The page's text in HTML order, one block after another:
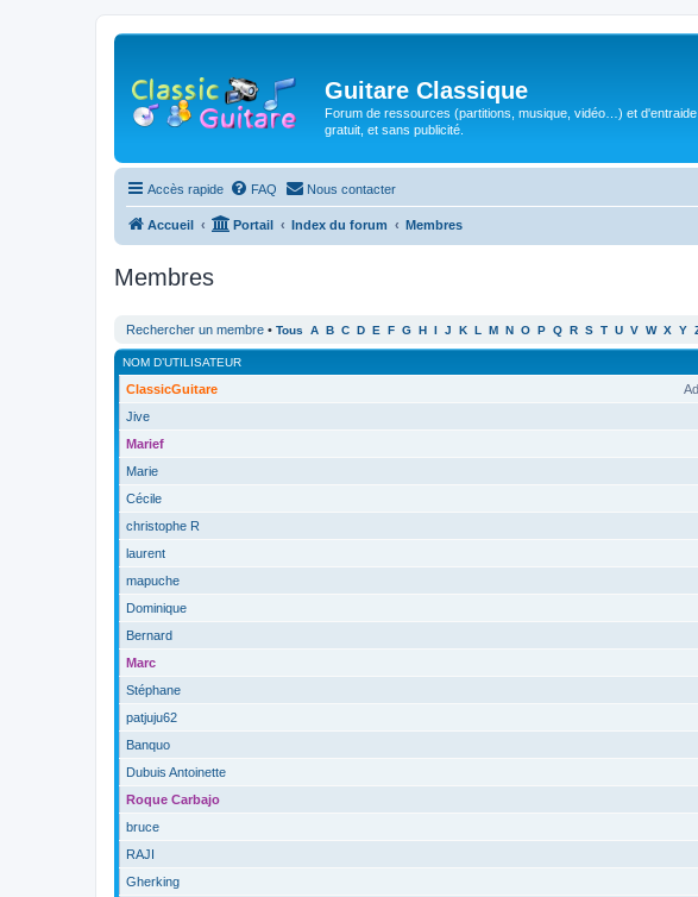
Guitare Classique
Forum de ressources (partitions, musique, vidéo…) et
gratuit, et sans publicité.
Accès rapide FAQ Nous contacter
Accueil Portail Index du forum Membres
Membres
Rechercher un membre • Tous A B C D E F G H I J K L M N O P Q R S T U V W X Y
NOM D’UTILISATEUR
ClassicGuitare
Jive
Marief
Marie
Cécile
christophe R
laurent
mapuche
Dominique
Bernard
Marc
Stéphane
patjuju62
Banquo
Dubuis Antoinette
Roque Carbajo
bruce
RAJI
Gherking